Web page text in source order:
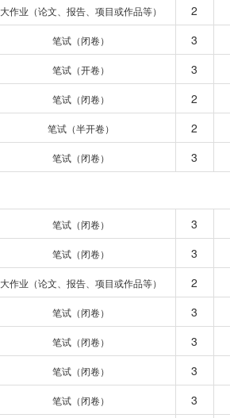
大作业（论文、报告、项目或作品等） 2
笔试（闭卷） 3
笔试（开卷） 3
笔试（闭卷） 2
笔试（半开卷） 2
笔试（闭卷） 3
笔试（闭卷） 3
笔试（闭卷） 3
大作业（论文、报告、项目或作品等） 2
笔试（闭卷） 3
笔试（闭卷） 3
笔试（闭卷） 3
笔试（闭卷） 3